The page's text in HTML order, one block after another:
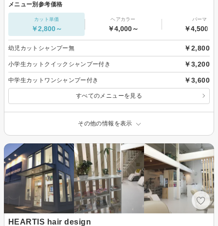
メニュー別参考価格
カット単価
￥2,800～
ヘアカラー
￥4,000～
パーマ
￥4,500～
幼児カットシャンプー無 ￥2,800
小学生カットクイックシャンプー付き ￥3,200
中学生カットワンシャンプー付き ￥3,600
すべてのメニューを見る
その他の情報を表示
HEARTIS hair design